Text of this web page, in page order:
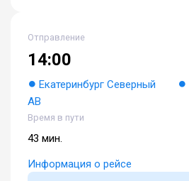
Отправление
14:00
Екатеринбург Северный
АВ
Время в пути
43 мин.
Информация о рейсе